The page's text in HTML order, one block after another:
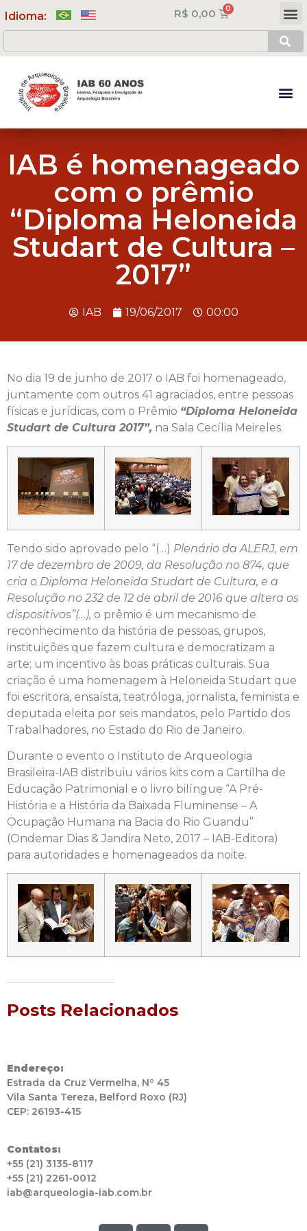
Idioma: R$ 0,00
IAB é homenageado
com o prêmio
“Diploma Heloneida
Studart de Cultura –
2017”
IAB 19/06/2017 00:00
No dia 19 de junho de 2017 o IAB foi homenageado,
juntamente com outros 41 agraciados, entre pessoas
físicas e jurídicas, com o Prêmio “Diploma Heloneida
Studart de Cultura 2017”, na Sala Cecília Meireles.
Tendo sido aprovado pelo “(…) Plenário da ALERJ, em
17 de dezembro de 2009, da Resolução no 874, que
cria o Diploma Heloneida Studart de Cultura, e a
Resolução no 232 de 12 de abril de 2016 que altera os
dispositivos”(…), o prêmio é um mecanismo de
reconhecimento da história de pessoas, grupos,
instituições que fazem cultura e democratizam a
arte; um incentivo às boas práticas culturais. Sua
criação é uma homenagem à Heloneida Studart que
foi escritora, ensaísta, teatróloga, jornalista, feminista e
deputada eleita por seis mandatos, pelo Partido dos
Trabalhadores, no Estado do Rio de Janeiro.
Durante o evento o Instituto de Arqueologia
Brasileira-IAB distribuiu vários kits com a Cartilha de
Educação Patrimonial e o livro bilíngue “A Pré-
História e a História da Baixada Fluminense – A
Ocupação Humana na Bacia do Rio Guandu”
(Ondemar Dias & Jandira Neto, 2017 – IAB-Editora)
para autoridades e homenageados da noite.
Posts Relacionados
Endereço:
Estrada da Cruz Vermelha, Nº 45
Vila Santa Tereza, Belford Roxo (RJ)
CEP: 26193-415
Contatos:
+55 (21) 3135-8117
+55 (21) 2261-0012
iab@arqueologia-iab.com.br